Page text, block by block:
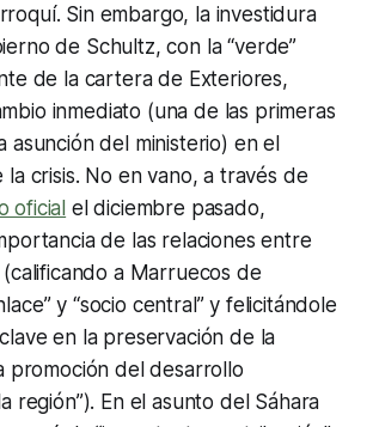
Sin embargo, la investidura
de Schultz, con la “verde”
de la cartera de Exteriores,
inmediato (una de las primeras
asunción del ministerio) en el
crisis. No en vano, a través de
oficial el diciembre pasado,
de las relaciones entre
a Marruecos de
y “socio central” y felicitándole
en la preservación de la
promoción del desarrollo
región”). En el asunto del Sáhara